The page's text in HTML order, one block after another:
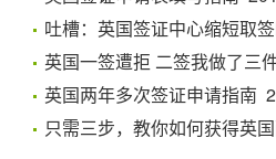
吐槽：英国签证中心缩短取
英国一签遭拒 二签我做了三
英国两年多次签证申请指南
只需三步，教你如何获得英